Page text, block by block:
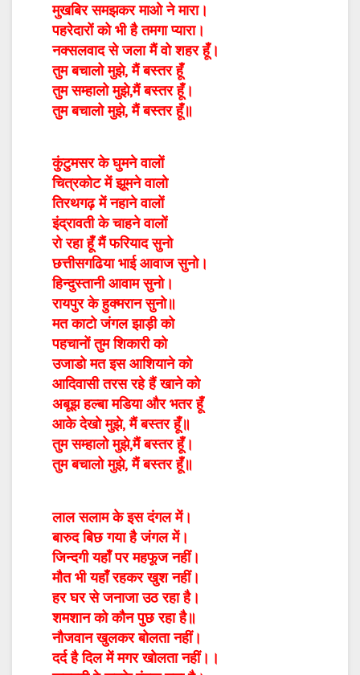
मुखबिर समझकर माओ ने मारा।
पहरेदारों को भी है तमगा प्यारा।
नक्सलवाद से जला मैं वो शहर हूँ।
तुम बचालो मुझे, मैं बस्तर हूँ
तुम सम्हालो मुझे,मैं बस्तर हूँ।
तुम बचालो मुझे, मैं बस्तर हूँ॥
कुंटुमसर के घुमने वालों
चित्रकोट में झूमने वालो
तिरथगढ़ में नहाने वालों
इंद्रावती के चाहने वालों
रो रहा हूँ मैं फरियाद सुनो
छत्तीसगढिया भाई आवाज सुनो।
हिन्दुस्तानी आवाम सुनो।
रायपुर के हुक्मरान सुनो॥
मत काटो जंगल झाड़ी को
पहचानों तुम शिकारी को
उजाडो मत इस आशियाने को
आदिवासी तरस रहे हैं खाने को
अबूझ हल्बा मडिया और भतर हूँ
आके देखो मुझे, मैं बस्तर हूँ॥
तुम सम्हालो मुझे,मैं बस्तर हूँ।
तुम बचालो मुझे, मैं बस्तर हूँ॥
लाल सलाम के इस दंगल में।
बारुद बिछ गया है जंगल में।
जिन्दगी यहाँ पर महफूज नहीं।
मौत भी यहाँ रहकर खुश नहीं।
हर घर से जनाजा उठ रहा है।
शमशान को कौन पुछ रहा है॥
नौजवान खुलकर बोलता नहीं।
दर्द है दिल में मगर खोलता नहीं।।